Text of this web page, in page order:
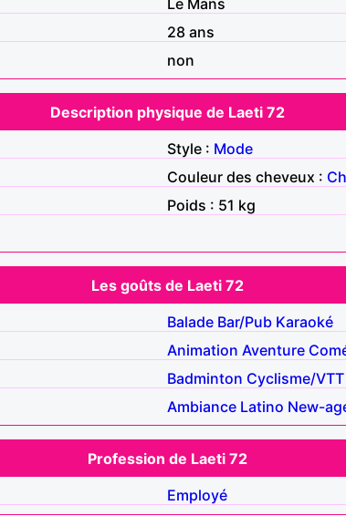
28 ans
non
Description physique de Laeti 72
Style : Mode
Couleur des cheveux :
Poids : 51 kg
Les goûts de Laeti 72
Balade Bar/Pub Karaoké
Animation Aventure
Badminton Cyclisme/VTT
Ambiance Latino New-
Profession de Laeti 72
Employé